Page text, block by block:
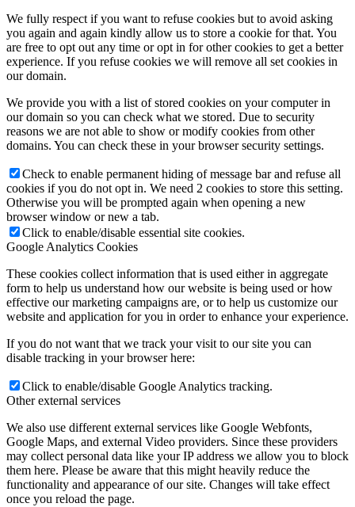
We fully respect if you want to refuse cookies but to avoid asking
you again and again kindly allow us to store a cookie for that. You
are free to opt out any time or opt in for other cookies to get a better
experience. If you refuse cookies we will remove all set cookies in
our domain.
We provide you with a list of stored cookies on your computer in
our domain so you can check what we stored. Due to security
reasons we are not able to show or modify cookies from other
domains. You can check these in your browser security settings.
Check to enable permanent hiding of message bar and refuse all
cookies if you do not opt in. We need 2 cookies to store this setting.
Otherwise you will be prompted again when opening a new
browser window or new a tab.
Click to enable/disable essential site cookies.
Google Analytics Cookies
These cookies collect information that is used either in aggregate
form to help us understand how our website is being used or how
effective our marketing campaigns are, or to help us customize our
website and application for you in order to enhance your experience.
If you do not want that we track your visit to our site you can
disable tracking in your browser here:
Click to enable/disable Google Analytics tracking.
Other external services
We also use different external services like Google Webfonts,
Google Maps, and external Video providers. Since these providers
may collect personal data like your IP address we allow you to block
them here. Please be aware that this might heavily reduce the
functionality and appearance of our site. Changes will take effect
once you reload the page.